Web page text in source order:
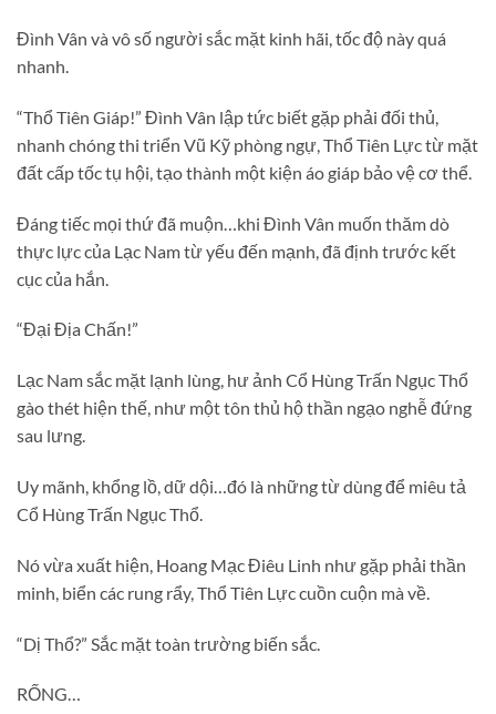
Đình Vân và vô số người sắc mặt kinh hãi, tốc độ này quá
nhanh.
“Thổ Tiên Giáp!” Đình Vân lập tức biết gặp phải đối thủ,
nhanh chóng thi triển Vũ Kỹ phòng ngự, Thổ Tiên Lực từ mặt
đất cấp tốc tụ hội, tạo thành một kiện áo giáp bảo vệ cơ thể.
Đáng tiếc mọi thứ đã muộn…khi Đình Vân muốn thăm dò
thực lực của Lạc Nam từ yếu đến mạnh, đã định trước kết
cục của hắn.
“Đại Địa Chấn!”
Lạc Nam sắc mặt lạnh lùng, hư ảnh Cổ Hùng Trấn Ngục Thổ
gào thét hiện thế, như một tôn thủ hộ thần ngạo nghễ đứng
sau lưng.
Uy mãnh, khổng lồ, dữ dội…đó là những từ dùng để miêu tả
Cổ Hùng Trấn Ngục Thổ.
Nó vừa xuất hiện, Hoang Mạc Điêu Linh như gặp phải thần
minh, biển các rung rẩy, Thổ Tiên Lực cuồn cuộn mà về.
“Dị Thổ?” Sắc mặt toàn trường biến sắc.
RỐNG…